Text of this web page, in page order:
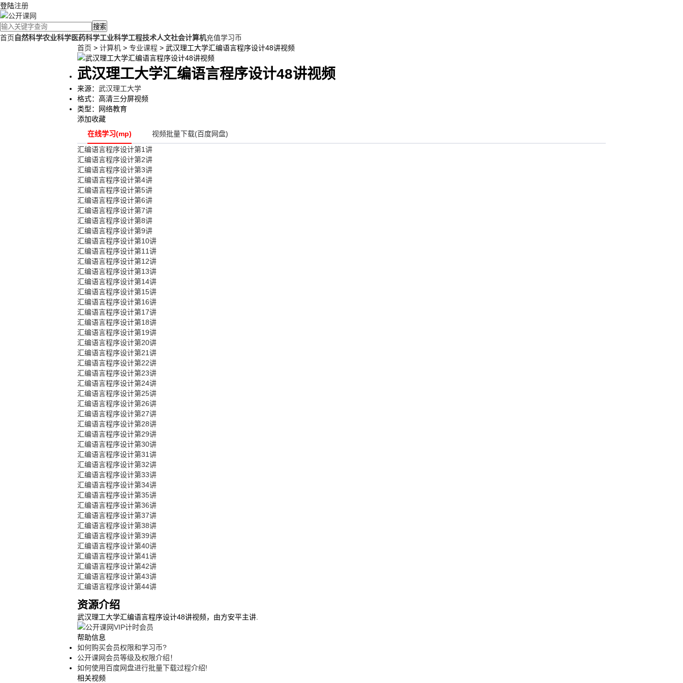
登陆注册
搜索
首页自然科学农业科学医药科学工业科学工程技术人文社会计算机充值学习币
首页 > 计算机 > 专业课程 > 武汉理工大学汇编语言程序设计48讲视频
武汉理工大学汇编语言程序设计48讲视频
来源： 武汉理工大学
格式： 高清三分屏视频
类型：
网络教育
添加收藏
在线学习(mp)
视频批量下载(百度网盘)
汇编语言程序设计第1讲
汇编语言程序设计第2讲
汇编语言程序设计第3讲
汇编语言程序设计第4讲
汇编语言程序设计第5讲
汇编语言程序设计第6讲
汇编语言程序设计第7讲
汇编语言程序设计第8讲
汇编语言程序设计第9讲
汇编语言程序设计第10讲
汇编语言程序设计第11讲
汇编语言程序设计第12讲
汇编语言程序设计第13讲
汇编语言程序设计第14讲
汇编语言程序设计第15讲
汇编语言程序设计第16讲
汇编语言程序设计第17讲
汇编语言程序设计第18讲
汇编语言程序设计第19讲
汇编语言程序设计第20讲
汇编语言程序设计第21讲
汇编语言程序设计第22讲
汇编语言程序设计第23讲
汇编语言程序设计第24讲
汇编语言程序设计第25讲
汇编语言程序设计第26讲
汇编语言程序设计第27讲
汇编语言程序设计第28讲
汇编语言程序设计第29讲
汇编语言程序设计第30讲
汇编语言程序设计第31讲
汇编语言程序设计第32讲
汇编语言程序设计第33讲
汇编语言程序设计第34讲
汇编语言程序设计第35讲
汇编语言程序设计第36讲
汇编语言程序设计第37讲
汇编语言程序设计第38讲
汇编语言程序设计第39讲
汇编语言程序设计第40讲
汇编语言程序设计第41讲
汇编语言程序设计第42讲
汇编语言程序设计第43讲
汇编语言程序设计第44讲
资源介绍
武汉理工大学汇编语言程序设计48讲视频，由方安平主讲.
帮助信息
如何购买会员权限和学习币?
公开课网会员等级及权限介绍！
如何使用百度网盘进行批量下载过程介绍!
相关视频